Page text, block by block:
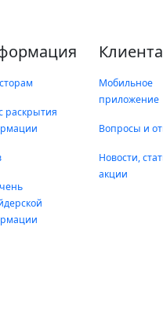
раскрытия
Мобильное
приложение
Вопросы и
Новости,
акции